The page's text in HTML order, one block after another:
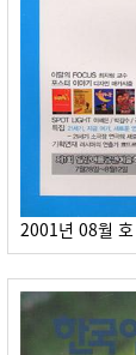
2001년 08월 호